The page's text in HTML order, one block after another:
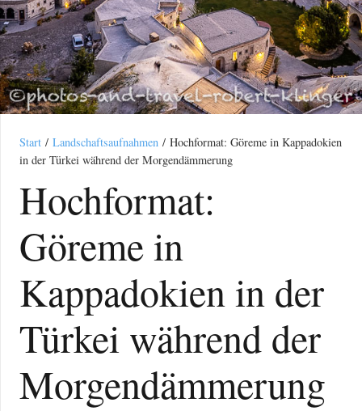
Start / Landschaftsaufnahmen / Hochformat: Göreme in Kappadokien
in der Türkei während der Morgendämmerung
Hochformat:
Göreme in
Kappadokien in der
Türkei während der
Morgendämmerung